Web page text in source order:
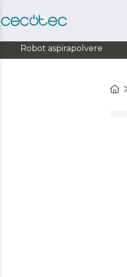
Robot aspirapolvere